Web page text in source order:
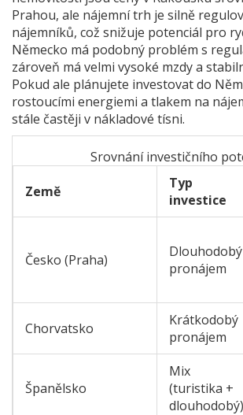
Prahou, ale nájemní trh je silně
nájemníků, což snižuje potenciál pro
Německo má podobný problém s
zároveň má velmi vysoké mzdy a
Pokud ale plánujete investovat do
rostoucími energiemi a tlakem na
stále častěji v nákladové tísni.
Srovnání investičního
Země
Typ
investice
Česko (Praha)
Dlouhodobý
pronájem
Chorvatsko
Krátkodobý
pronájem
Španělsko
Mix
(turistika +
dlouhodobý)